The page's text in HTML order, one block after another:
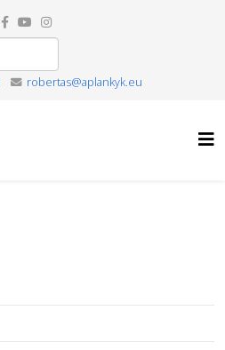
robertas@aplankyk.eu